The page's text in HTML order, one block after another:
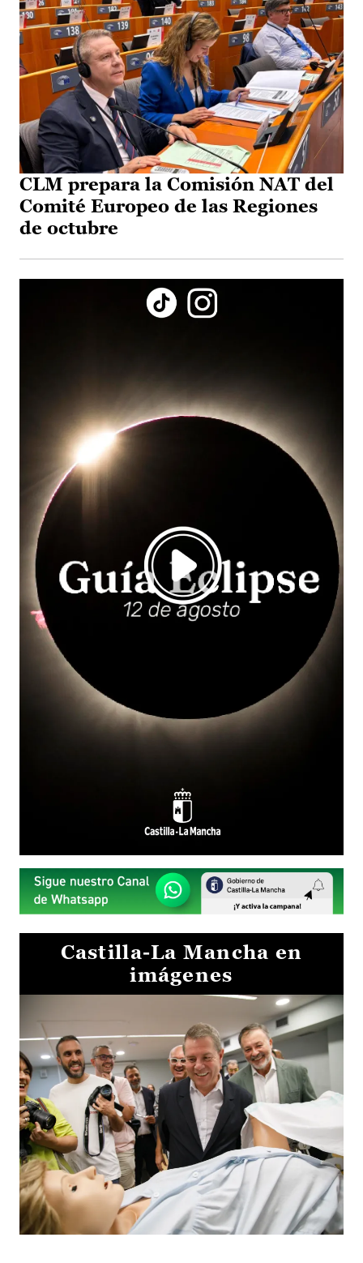
CLM prepara la Comisión NAT del
Comité Europeo de las Regiones
de octubre
Castilla-La Mancha en
imágenes